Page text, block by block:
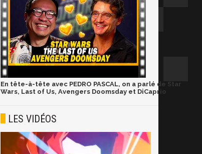
En tête-à-tête avec PEDRO PASCAL, on a parlé de Star
Wars, Last of Us, Avengers Doomsday et DiCaprio
LES VIDÉOS